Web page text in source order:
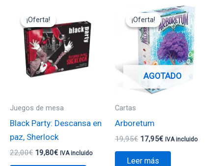
¡Oferta!
¡Oferta!
Juegos de mesa
Black Party: Descansa en
paz, Sherlock
22,00€
precio
original
era:
22,00€.
19,80€
actual
es:
19,80€.
IVA incluido
¡Oferta!
AGOTADO
¡Oferta!
Cartas
Arboretum
19,95€
precio
original
era:
19,95€.
17,95€
El
precio
actual
es:
17,95€.
IVA incluido
Leer más